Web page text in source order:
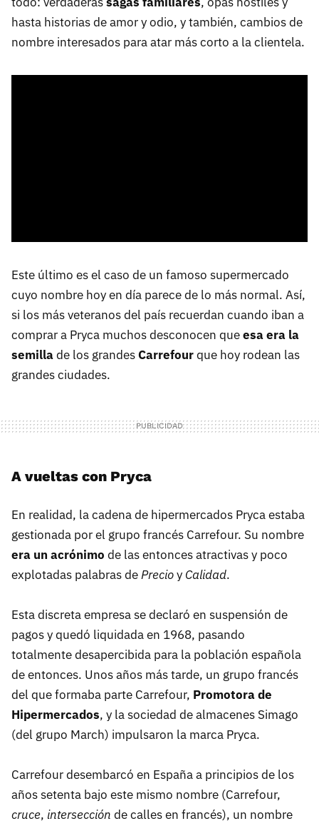
hasta historias de amor y odio, y también, cambios de
nombre interesados para atar más corto a la clientela.
Este último es el caso de un famoso supermercado
cuyo nombre hoy en día parece de lo más normal. Así,
si los más veteranos del país recuerdan cuando iban a
comprar a Pryca muchos desconocen queesa era la
semillade los grandesCarrefourque hoy rodean las
grandes ciudades.
A vueltas con Pryca
En realidad, la cadena de hipermercados Pryca estaba
gestionada por el grupo francés Carrefour. Su nombre
era un acrónimo de las entonces atractivas y poco
explotadas palabras dePrecioy Calidad.
Esta discreta empresa se declaró en suspensión de
pagos y quedó liquidada en 1968, pasando
totalmente desapercibida para la población española
de entonces. Unos años más tarde, un grupo francés
del que formaba parte Carrefour, Promotora de
Hipermercados, y la sociedad de almacenes Simago
(del grupo March) impulsaron la marca Pryca.
Carrefour desembarcó en España a principios de los
años setenta bajo este mismo nombre (Carrefour,
cruce, intersección de calles en francés), un nombre